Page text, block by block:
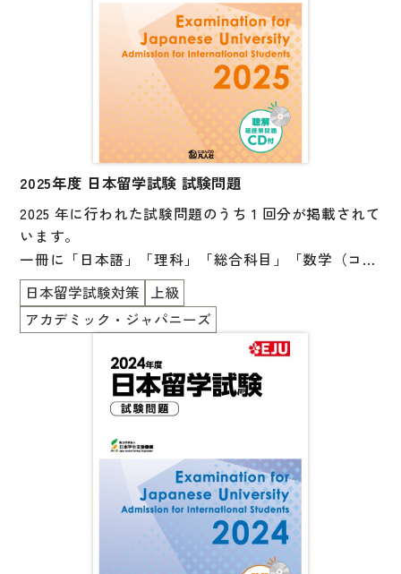
その他の質問
わたしたちについて
お問い合わせ
書店様向け
表記（かな・漢字）
練習問題
日本語能力試験対策
日本留学試験対策
各種試験対策
日本語学習関連副読本
視聴覚・補助教材
2025年度 日本留学試験 試験問題
2025 年に行われた試験問題のうち 1 回分が掲載されて
います。
一冊に「日本語」「理科」「総合科目」「数学（コー
ス 1 ／コース 2）」と、「日本語」以外の科目の英語
版も掲載されています。
付属のCDには日本語科目の「聴解・聴読解」の音声
が収録されていて、巻末には実施要項、試験会場一
覧、シラバス（出題範囲）、音声スクリプトなどが掲
載されています。
日本留学試験対策
上級
アカデミック・ジャパニーズ